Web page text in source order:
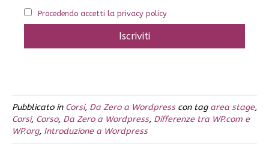
Procedendo accetti la privacy policy
Pubblicato in Corsi, Da Zero a Wordpresscon tag area stage,
Corsi, Corso, Da Zero a Wordpress, Differenze tra WP.com e
WP.org, Introduzione a Wordpress